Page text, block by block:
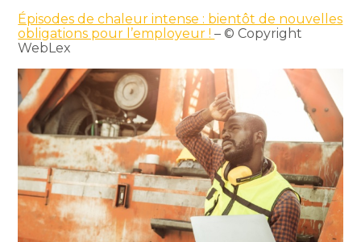
Épisodes de chaleur intense : bientôt de nouvelles
obligations pour l’employeur !– © Copyright
WebLex